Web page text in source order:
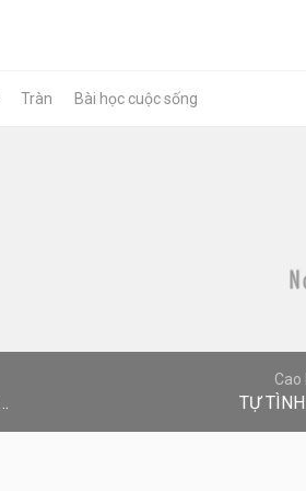
Tràn Bài học cuộc sống
Cao
TỰ